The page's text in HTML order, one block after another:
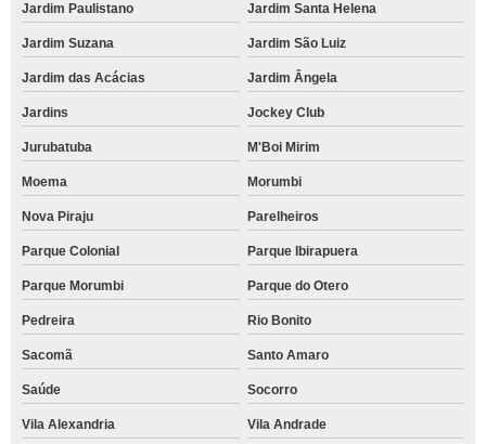
Jardim Paulistano Jardim Santa Helena
Jardim Suzana Jardim São Luiz
Jardim das Acácias Jardim Ângela
Jardins Jockey Club
Jurubatuba M'Boi Mirim
Moema Morumbi
Nova Piraju Parelheiros
Parque Colonial Parque Ibirapuera
Parque Morumbi Parque do Otero
Pedreira Rio Bonito
Sacomã Santo Amaro
Saúde Socorro
Vila Alexandria Vila Andrade